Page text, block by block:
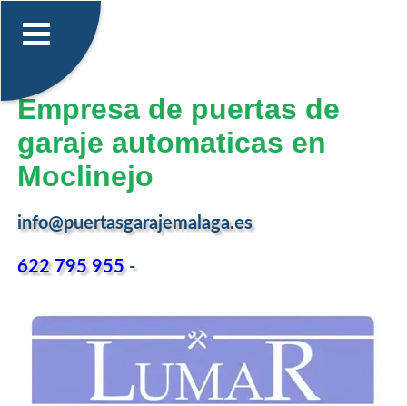
Empresa de puertas de
garaje automaticas en
Moclinejo
info@puertasgarajemalaga.es
622 795 955-